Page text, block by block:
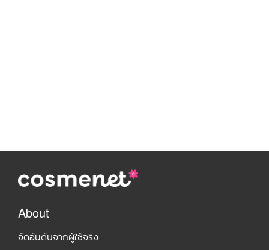
About
จัดอันดับจากผู้ใช้จริง